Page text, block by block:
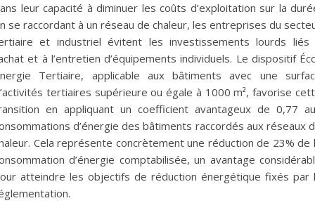
leur capacité à diminuer les coûts d’exploitation sur la
se raccordant à un réseau de chaleur, les entreprises du
et industriel évitent les investissements lourds liés
et à l’entretien d’équipements individuels. Le dispositif
Tertiaire, applicable aux bâtiments avec une
tertiaires supérieure ou égale à 1000 m², favorise
en appliquant un coefficient avantageux de 0,77
d’énergie des bâtiments raccordés aux réseaux
Cela représente concrètement une réduction de 23% de
d’énergie comptabilisée, un avantage
atteindre les objectifs de réduction énergétique fixés par